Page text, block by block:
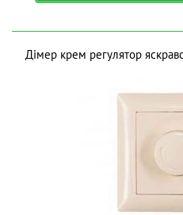
Дімер крем регулятор